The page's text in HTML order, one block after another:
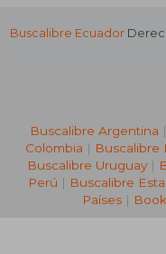
Buscalibre Ecuador
Buscalibre Argentina |
Colombia | Buscalibre
Buscalibre Uruguay|
Perú | Buscalibre
Países |